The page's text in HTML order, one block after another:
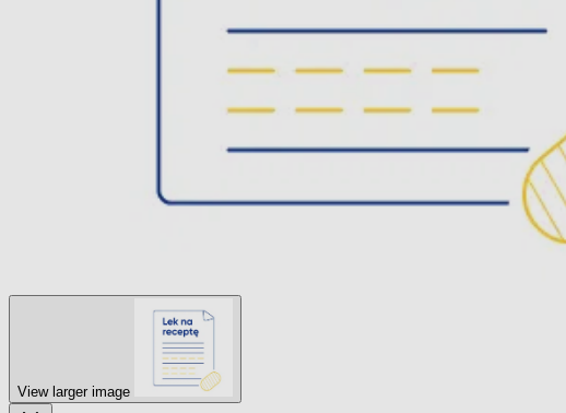
View larger image